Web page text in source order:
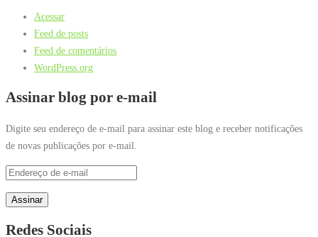
Acessar
Feed de posts
Feed de comentários
WordPress.org
Assinar blog por e-mail
Digite seu endereço de e-mail para assinar este blog e receber notificações
de novas publicações por e-mail.
Endereço
e-
mail
Assinar
Redes Sociais